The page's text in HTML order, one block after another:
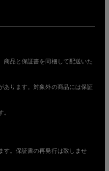
商品と保証書を同梱して配送いた
あります。対象外の商品には保証
す。保証書の再発行は致しませ